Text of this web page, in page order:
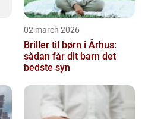
02 march 2026
Briller til børn i Århus:
sådan får dit barn det
bedste syn